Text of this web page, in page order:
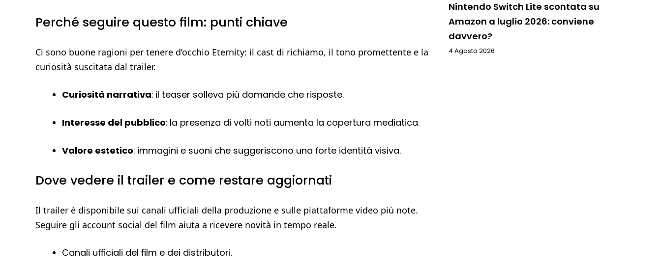
Perché seguire questo film: punti chiave
Ci sono buone ragioni per tenere d’occhio Eternity: il cast di richiamo, il tono promettente e la
curiosità suscitata dal trailer.
Curiosità narrativa: il teaser solleva più domande che risposte.
Interesse del pubblico: la presenza di volti noti aumenta la copertura mediatica.
Valore estetico: immagini e suoni che suggeriscono una forte identità visiva.
Dove vedere il trailer e come restare aggiornati
Il trailer è disponibile sui canali ufficiali della produzione e sulle piattaforme video più note.
Seguire gli account social del film aiuta a ricevere novità in tempo reale.
Canali ufficiali del film e dei distributori.
Nintendo Switch Lite scontata su
Amazon a luglio 2026: conviene
davvero?
4 Agosto 2026